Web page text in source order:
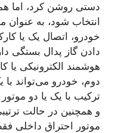
دستی روشن کرد، اما
انتخاب شود، به
خودرو، اتصال یک یا
دادن گاز پدال بستگی
هوشمند الکترونیکی یا
دوم، خودرو می‌تواند با
ترکیب با یک یا دو
و همچنین در حالت
موتور احتراق داخلی